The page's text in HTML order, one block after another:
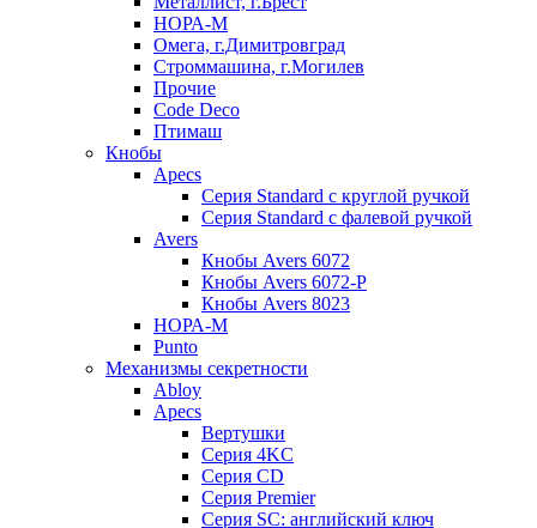
НОРА-М
Омега, г.Димитровград
Строммашина, г.Могилев
Прочие
Code Deco
Птимаш
Кнобы
Apecs
Серия Standard с круглой ручкой
Серия Standard с фалевой ручкой
Avers
Кнобы Avers 6072
Кнобы Avers 6072-P
Кнобы Avers 8023
НОРА-М
Punto
Механизмы секретности
Abloy
Apecs
Вертушки
Серия 4KC
Серия CD
Серия Premier
Серия SC: английский ключ